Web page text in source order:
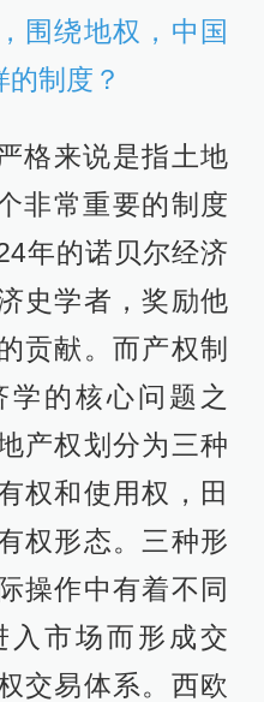
围绕地权，中国
制度？
格来说是指土地
非常重要的制度
年的诺贝尔经济
史学者，奖励他
贡献。而产权制
学的核心问题之
产权划分为三种
权和使用权，田
权形态。三种形
操作中有着不同
入市场而形成交
交易体系。西欧